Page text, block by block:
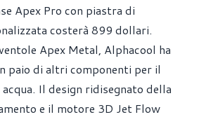
Apex Pro con piastra di
costerà 899 dollari.
Apex Metal, Alphacool ha
paio di altri componenti per il
Il design ridisegnato della
e il motore 3D Jet Flow